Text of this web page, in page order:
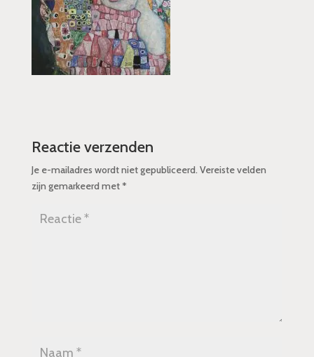
Reactie verzenden
Je e-mailadres wordt niet gepubliceerd. Vereiste velden
zijn gemarkeerd met*